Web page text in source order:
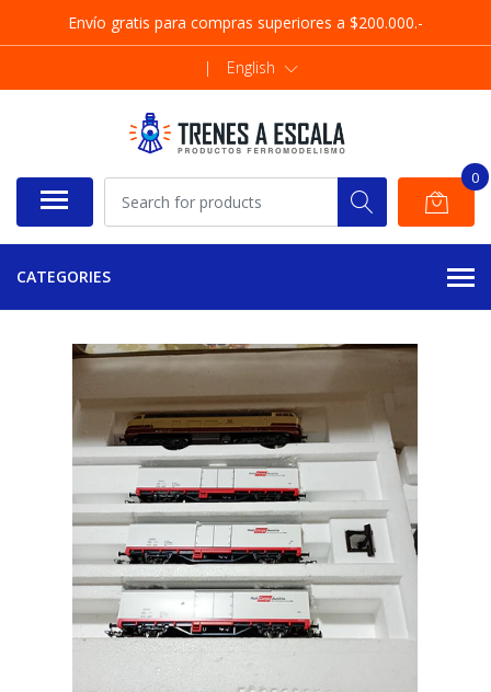
Envío gratis para compras superiores a $200.000.-
| English
0
CATEGORIES